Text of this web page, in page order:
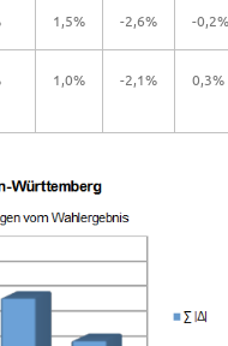
1,5% -2,6% -0,2%
1,0% -2,1% 0,3%